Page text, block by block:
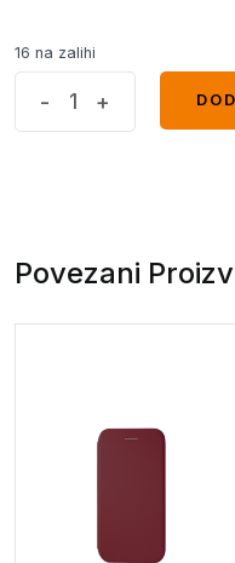
16 na zalihi
svijetlo
- +
Povezani